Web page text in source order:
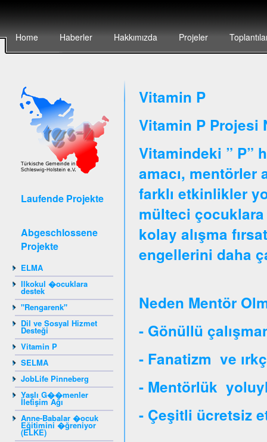
Home Haberler Hakkımızda Projeler
Laufende Projekte
Abgeschlossene
Projekte
ELMA
Ilkokul �ocuklara
destek
"Rengarenk"
Dil ve Sosyal Hizmet
Desteği
Vitamin P
SELMA
JobLife Pinneberg
Yaşlı G��menler
İletişim Ağı
Anne-Babalar �ocuk
Eğitimini �ğreniyor
(ELKE)
Vitamin P
Vitamin P Projesi
Vitamindeki ” P”
amacı, mentörler
farklı etkinlikler
mülteci çocuklara
kolay alışma
engellerini daha
Neden Mentör
- Gönüllü
- Fanatizm ve
- Mentörlük
- Çeşitli ücretsiz